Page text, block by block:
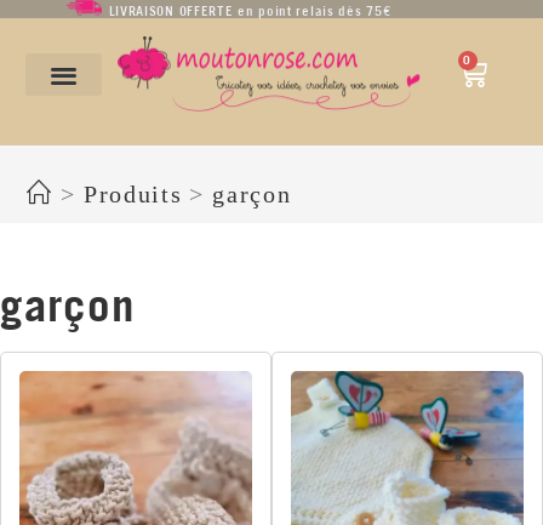
LIVRAISON OFFERTE en point relais dès 75€
0
> Produits > garçon
garçon